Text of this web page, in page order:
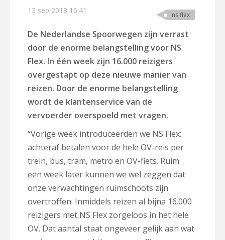
13 sep 2018 16:41 ns flex
De Nederlandse Spoorwegen zijn verrast
door de enorme belangstelling voor NS
Flex. In één week zijn 16.000 reizigers
overgestapt op deze nieuwe manier van
reizen. Door de enorme belangstelling
wordt de klantenservice van de
vervoerder overspoeld met vragen.
“Vorige week introduceerden we NS Flex:
achteraf betalen voor de hele OV-reis per
trein, bus, tram, metro en OV-fiets. Ruim
een week later kunnen we wel zeggen dat
onze verwachtingen ruimschoots zijn
overtroffen. Inmiddels reizen al bijna 16.000
reizigers met NS Flex zorgeloos in het hele
OV. Dat aantal staat ongeveer gelijk aan wat